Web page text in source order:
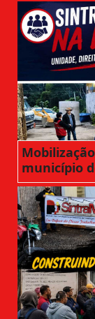
município